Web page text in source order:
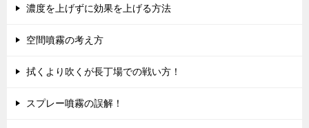
濃度を上げずに効果を上げる方法
空間噴霧の考え方
拭くより吹くが長丁場での戦い方！
スプレー噴霧の誤解！